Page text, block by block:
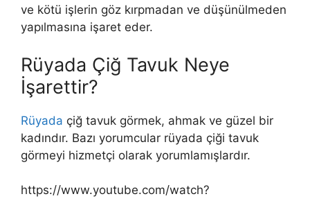
ve kötü işlerin göz kırpmadan ve düşünülmeden
yapılmasına işaret eder.
Rüyada Çiğ Tavuk Neye
İşarettir?
Rüyada çiğ tavuk görmek, ahmak ve güzel bir
kadındır. Bazı yorumcular rüyada çiği tavuk
görmeyi hizmetçi olarak yorumlamışlardır.
https://www.youtube.com/watch?